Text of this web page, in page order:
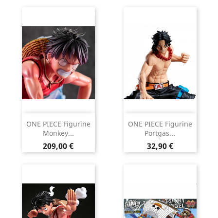
ONE PIECE Figurine
Monkey...
Prix
209,00 €
ONE PIECE Figurine
Portgas...
Prix
32,90 €